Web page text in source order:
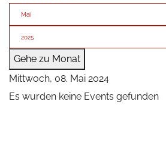
Gehe zu Monat
Mittwoch, 08. Mai 2024
Es wurden keine Events gefunden